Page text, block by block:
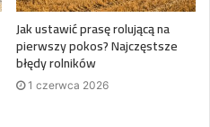
Jak ustawić prasę rolującą na
pierwszy pokos? Najczęstsze
błędy rolników
1 czerwca 2026